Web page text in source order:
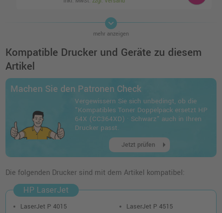
Kompatibler Toner ersetzt HP 64X
(CC364X) · Schwarz
o. MwSt.
74,99 €
keyboard_arrow_down
mehr anzeigen
Kompatible Drucker und Geräte zu diesem
Artikel
Machen Sie den Patronen Check
Vergewissern Sie sich unbedingt, ob die
"Kompatibles Toner Doppelpack ersetzt HP
64X (CC364XD) · Schwarz" auch in Ihren
Drucker passt.
Jetzt prüfen arrow_right
Die folgenden Drucker sind mit dem Artikel kompatibel:
HP LaserJet
LaserJet P 4015
LaserJet P 4515